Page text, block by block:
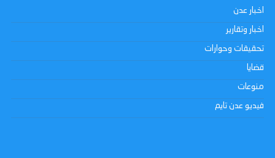
اخبار عدن
اخبار وتقارير
تحقيقات وحوارات
قضايا
منوعات
فيديو عدن تايم